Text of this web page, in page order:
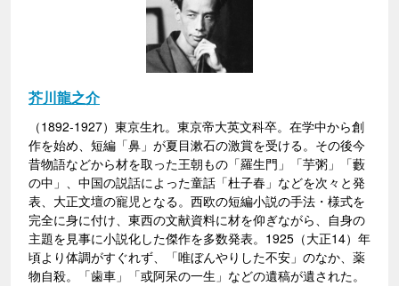
芥川龍之介
（1892-1927）東京生れ。東京帝大英文科卒。在学中から創
作を始め、短編「鼻」が夏目漱石の激賞を受ける。その後今
昔物語などから材を取った王朝もの「羅生門」「芋粥」「藪
の中」、中国の説話によった童話「杜子春」などを次々と発
表、大正文壇の寵児となる。西欧の短編小説の手法・様式を
完全に身に付け、東西の文献資料に材を仰ぎながら、自身の
主題を見事に小説化した傑作を多数発表。1925（大正14）年
頃より体調がすぐれず、「唯ぼんやりした不安」のなか、薬
物自殺。「歯車」「或阿呆の一生」などの遺稿が遺された。